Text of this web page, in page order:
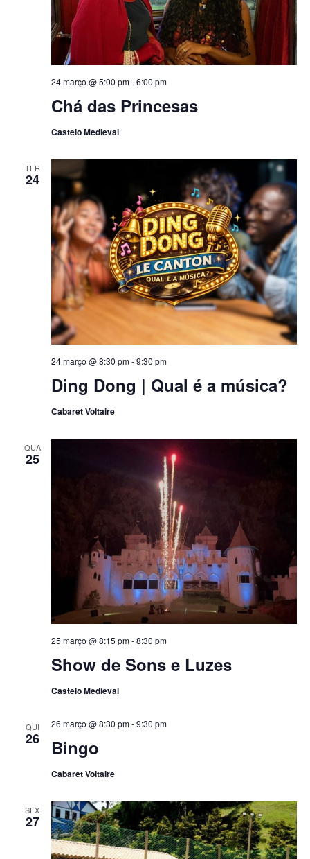
Chá das Princesas
24 março @ 5:00 pm-6:00 pm
Castelo Medieval
TER
24
Ding Dong | Qual é a música?
24 março @ 8:30 pm-9:30 pm
Cabaret Voltaire
QUA
25
Show de Sons e Luzes
25 março @ 8:15 pm-8:30 pm
Castelo Medieval
QUI
26 Bingo
26 março @ 8:30 pm-9:30 pm
Cabaret Voltaire
SEX
27